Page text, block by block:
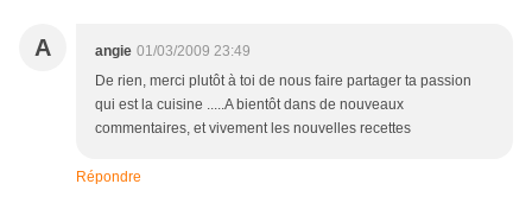
A angie 01/03/2009 23:49
De rien, merci plutôt à toi de nous faire partager ta passion
qui est la cuisine .....A bientôt dans de nouveaux
commentaires, et vivement les nouvelles recettes
Répondre